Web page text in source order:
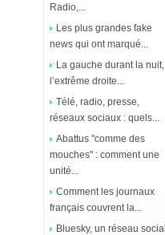
Radio,...
Les plus grandes fake
news qui ont marqué...
La gauche durant la nuit,
l’extrême droite...
Télé, radio, presse,
réseaux sociaux : quels...
Abattus "comme des
mouches" : comment une
unité...
Comment les journaux
français couvrent la...
Bluesky, un réseau social